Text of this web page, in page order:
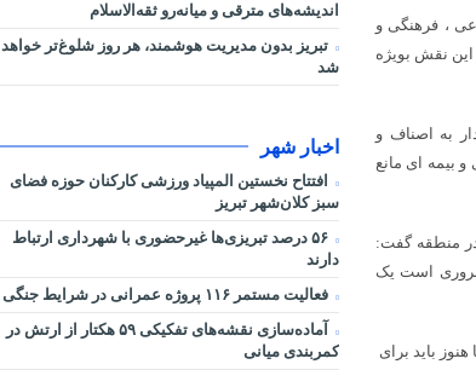
، فرهنگی و
این نقش بویژه
به اصناف و
و بیمه ای مانع
در منطقه گفت:
است یک
۱۵۲ به ۱۱۸ اشاره کرد و گفت: ما هنوز باید برای
اندیشه‌های مترقی و میانه‌رو ثقه‌الاسلام
تبریز بدون مدیریت هوشمند، هر روز شلوغ‌تر خواهد
شد
اخبار شهر
افتتاح نخستین المپیاد ورزشی کارکنان حوزه فضای
سبز کلان‌شهر تبریز
۵۶ درصد تبریزی‌ها غیرحضوری با شهرداری ارتباط
دارند
فعالیت مستمر ۱۱۶ پروژه عمرانی در شرایط جنگی
آماده‌سازی نقشه‌های تفکیکی ۵۹ هکتار از ارتش در
کمربندی میانی